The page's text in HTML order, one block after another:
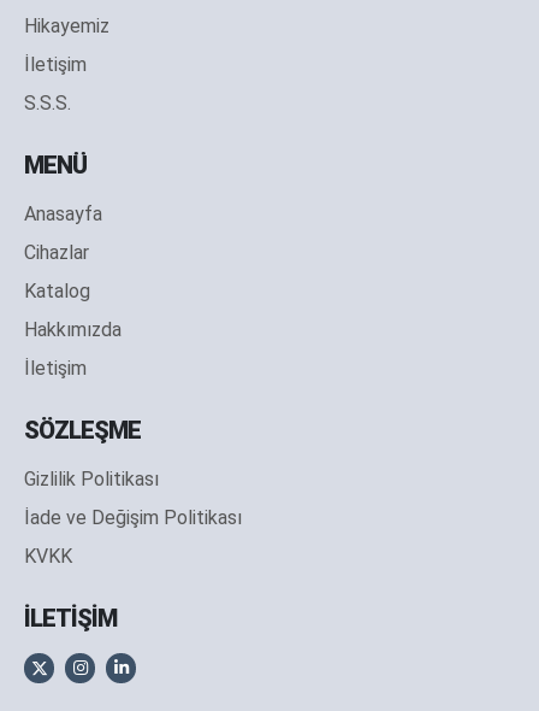
Hikayemiz
İletişim
S.S.S.
MENÜ
Anasayfa
Cihazlar
Katalog
Hakkımızda
İletişim
SÖZLEŞME
Gizlilik Politikası
İade ve Değişim Politikası
KVKK
İLETİŞİM